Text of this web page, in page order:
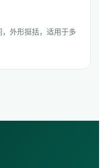
外形挺括，适用于多